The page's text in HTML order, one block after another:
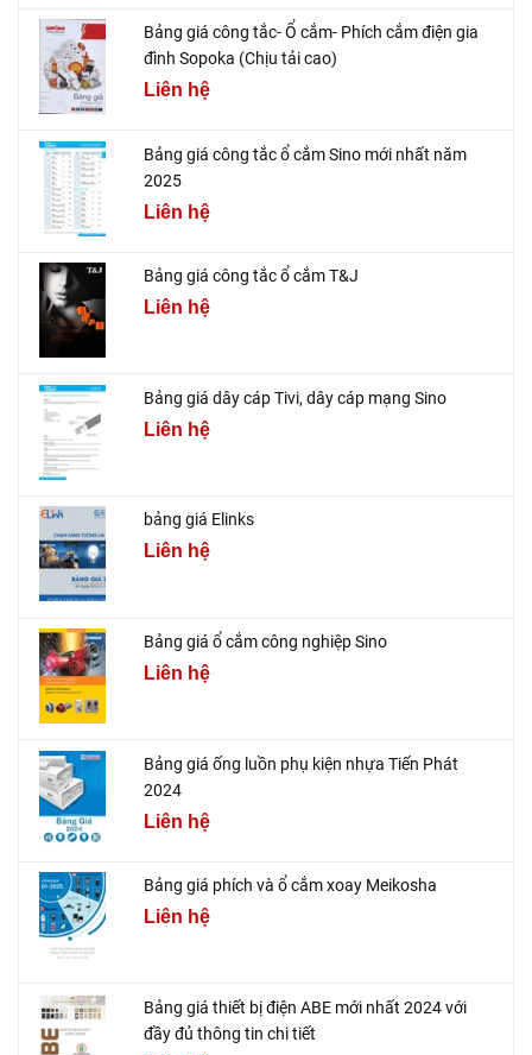
Bảng giá công tắc- Ổ cắm- Phích cắm điện gia
đình Sopoka (Chịu tải cao)
Liên hệ
Bảng giá công tắc ổ cắm Sino mới nhất năm
2025
Liên hệ
Bảng giá công tắc ổ cắm T&J
Liên hệ
Bảng giá dây cáp Tivi, dây cáp mạng Sino
Liên hệ
bảng giá Elinks
Liên hệ
Bảng giá ổ cắm công nghiệp Sino
Liên hệ
Bảng giá ống luồn phụ kiện nhựa Tiến Phát
2024
Liên hệ
Bảng giá phích và ổ cắm xoay Meikosha
Liên hệ
Bảng giá thiết bị điện ABE mới nhất 2024 với
đầy đủ thông tin chi tiết